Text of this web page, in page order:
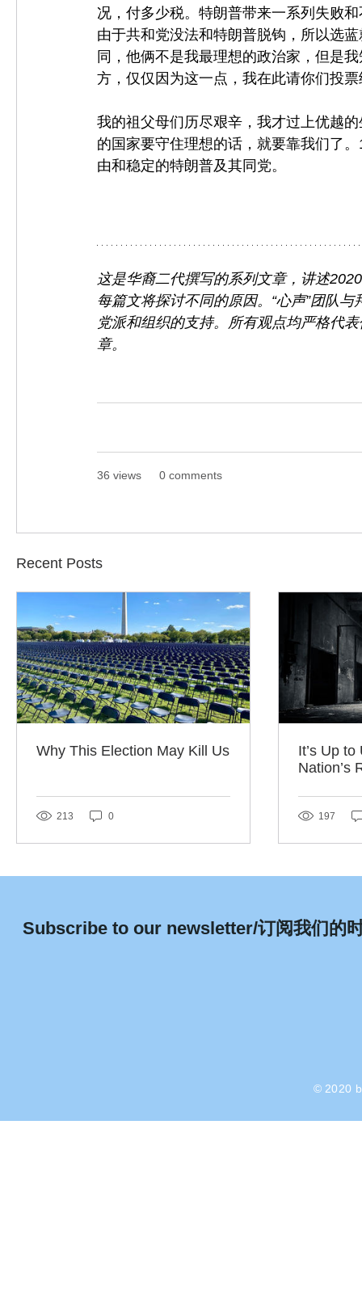
况，付多少税。特朗普带来一系列失败
由于共和党没法和特朗普脱钩，所以选
同，他俩不是我最理想的政治家，但是
方，仅仅因为这一点，我在此请你们投
我的祖父母们历尽艰辛，我才过上优越
的国家要守住理想的话，就要靠我们了
由和稳定的特朗普及其同党。
这是华裔二代撰写的系列文章，讲述
每篇文将探讨不同的原因。“心声”团队
党派和组织的支持。所有观点均严格代
章。
36 views 0 comments
Recent Posts
Why This Election May Kill Us
213 0
It’s Up
Nation’s
197
Subscribe to our newsletter/订阅我们的
© 2020